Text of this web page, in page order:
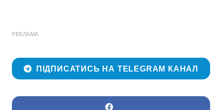
РЕКЛАМА
ПІДПИСАТИСЬ НА TELEGRAM КАНАЛ